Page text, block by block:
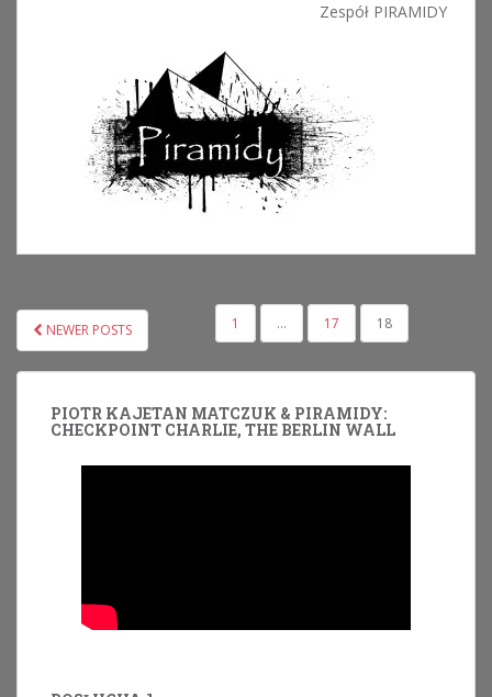
Zespół PIRAMIDY
NAWIGACJA
PO
WPISACH
NEWER POSTS 1 … 17 18
PIOTR KAJETAN MATCZUK & PIRAMIDY:
CHECKPOINT CHARLIE, THE BERLIN WALL